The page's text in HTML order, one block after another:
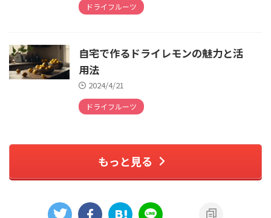
ドライフルーツ
自宅で作るドライレモンの魅力と活
用法
2024/4/21
ドライフルーツ
もっと見る